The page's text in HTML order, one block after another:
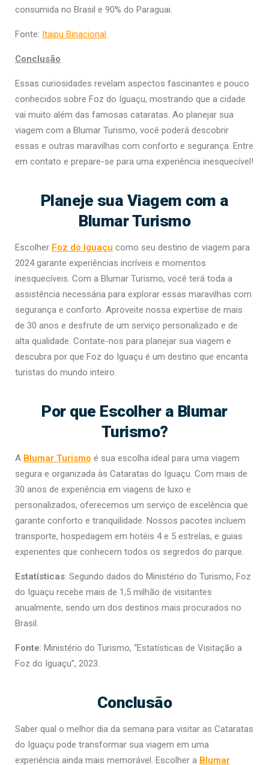
consumida no Brasil e 90% do Paraguai.
Fonte: Itaipu Binacional
Conclusão
Essas curiosidades revelam aspectos fascinantes e pouco
conhecidos sobre Foz do Iguaçu, mostrando que a cidade
vai muito além das famosas cataratas. Ao planejar sua
viagem com a Blumar Turismo, você poderá descobrir
essas e outras maravilhas com conforto e segurança. Entre
em contato e prepare-se para uma experiência inesquecível!
Planeje sua Viagem com a
Blumar Turismo
Escolher Foz do Iguaçu como seu destino de viagem para
2024 garante experiências incríveis e momentos
inesquecíveis. Com a Blumar Turismo, você terá toda a
assistência necessária para explorar essas maravilhas com
segurança e conforto. Aproveite nossa expertise de mais
de 30 anos e desfrute de um serviço personalizado e de
alta qualidade. Contate-nos para planejar sua viagem e
descubra por que Foz do Iguaçu é um destino que encanta
turistas do mundo inteiro.
Por que Escolher a Blumar
Turismo?
A Blumar Turismo é sua escolha ideal para uma viagem
segura e organizada às Cataratas do Iguaçu. Com mais de
30 anos de experiência em viagens de luxo e
personalizados, oferecemos um serviço de excelência que
garante conforto e tranquilidade. Nossos pacotes incluem
transporte, hospedagem em hotéis 4 e 5 estrelas, e guias
experientes que conhecem todos os segredos do parque.
Estatísticas: Segundo dados do Ministério do Turismo, Foz
do Iguaçu recebe mais de 1,5 milhão de visitantes
anualmente, sendo um dos destinos mais procurados no
Brasil.
Fonte: Ministério do Turismo, “Estatísticas de Visitação a
Foz do Iguaçu”, 2023.
Conclusão
Saber qual o melhor dia da semana para visitar as Cataratas
do Iguaçu pode transformar sua viagem em uma
experiência ainda mais memorável. Escolher a Blumar